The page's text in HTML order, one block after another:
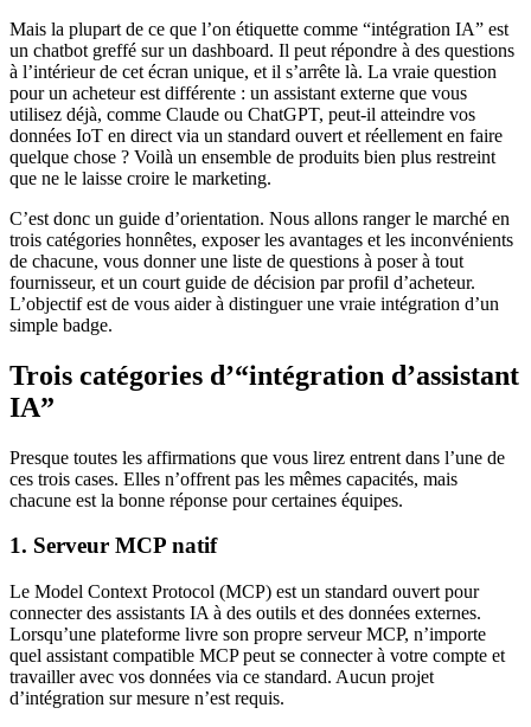
Mais la plupart de ce que l’on étiquette comme “intégration IA” est
un chatbot greffé sur un dashboard. Il peut répondre à des questions
à l’intérieur de cet écran unique, et il s’arrête là. La vraie question
pour un acheteur est différente : un assistant externe que vous
utilisez déjà, comme Claude ou ChatGPT, peut-il atteindre vos
données IoT en direct via un standard ouvert et réellement en faire
quelque chose ? Voilà un ensemble de produits bien plus restreint
que ne le laisse croire le marketing.
C’est donc un guide d’orientation. Nous allons ranger le marché en
trois catégories honnêtes, exposer les avantages et les inconvénients
de chacune, vous donner une liste de questions à poser à tout
fournisseur, et un court guide de décision par profil d’acheteur.
L’objectif est de vous aider à distinguer une vraie intégration d’un
simple badge.
Trois catégories d’“intégration d’assistant
IA”
Presque toutes les affirmations que vous lirez entrent dans l’une de
ces trois cases. Elles n’offrent pas les mêmes capacités, mais
chacune est la bonne réponse pour certaines équipes.
1. Serveur MCP natif
Le Model Context Protocol (MCP) est un standard ouvert pour
connecter des assistants IA à des outils et des données externes.
Lorsqu’une plateforme livre son propre serveur MCP, n’importe
quel assistant compatible MCP peut se connecter à votre compte et
travailler avec vos données via ce standard. Aucun projet
d’intégration sur mesure n’est requis.